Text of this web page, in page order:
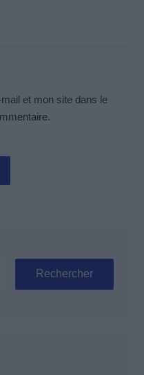
et mon site dans le
Rechercher